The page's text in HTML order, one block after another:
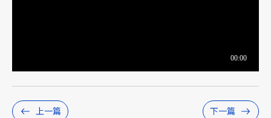
上一篇 下一篇